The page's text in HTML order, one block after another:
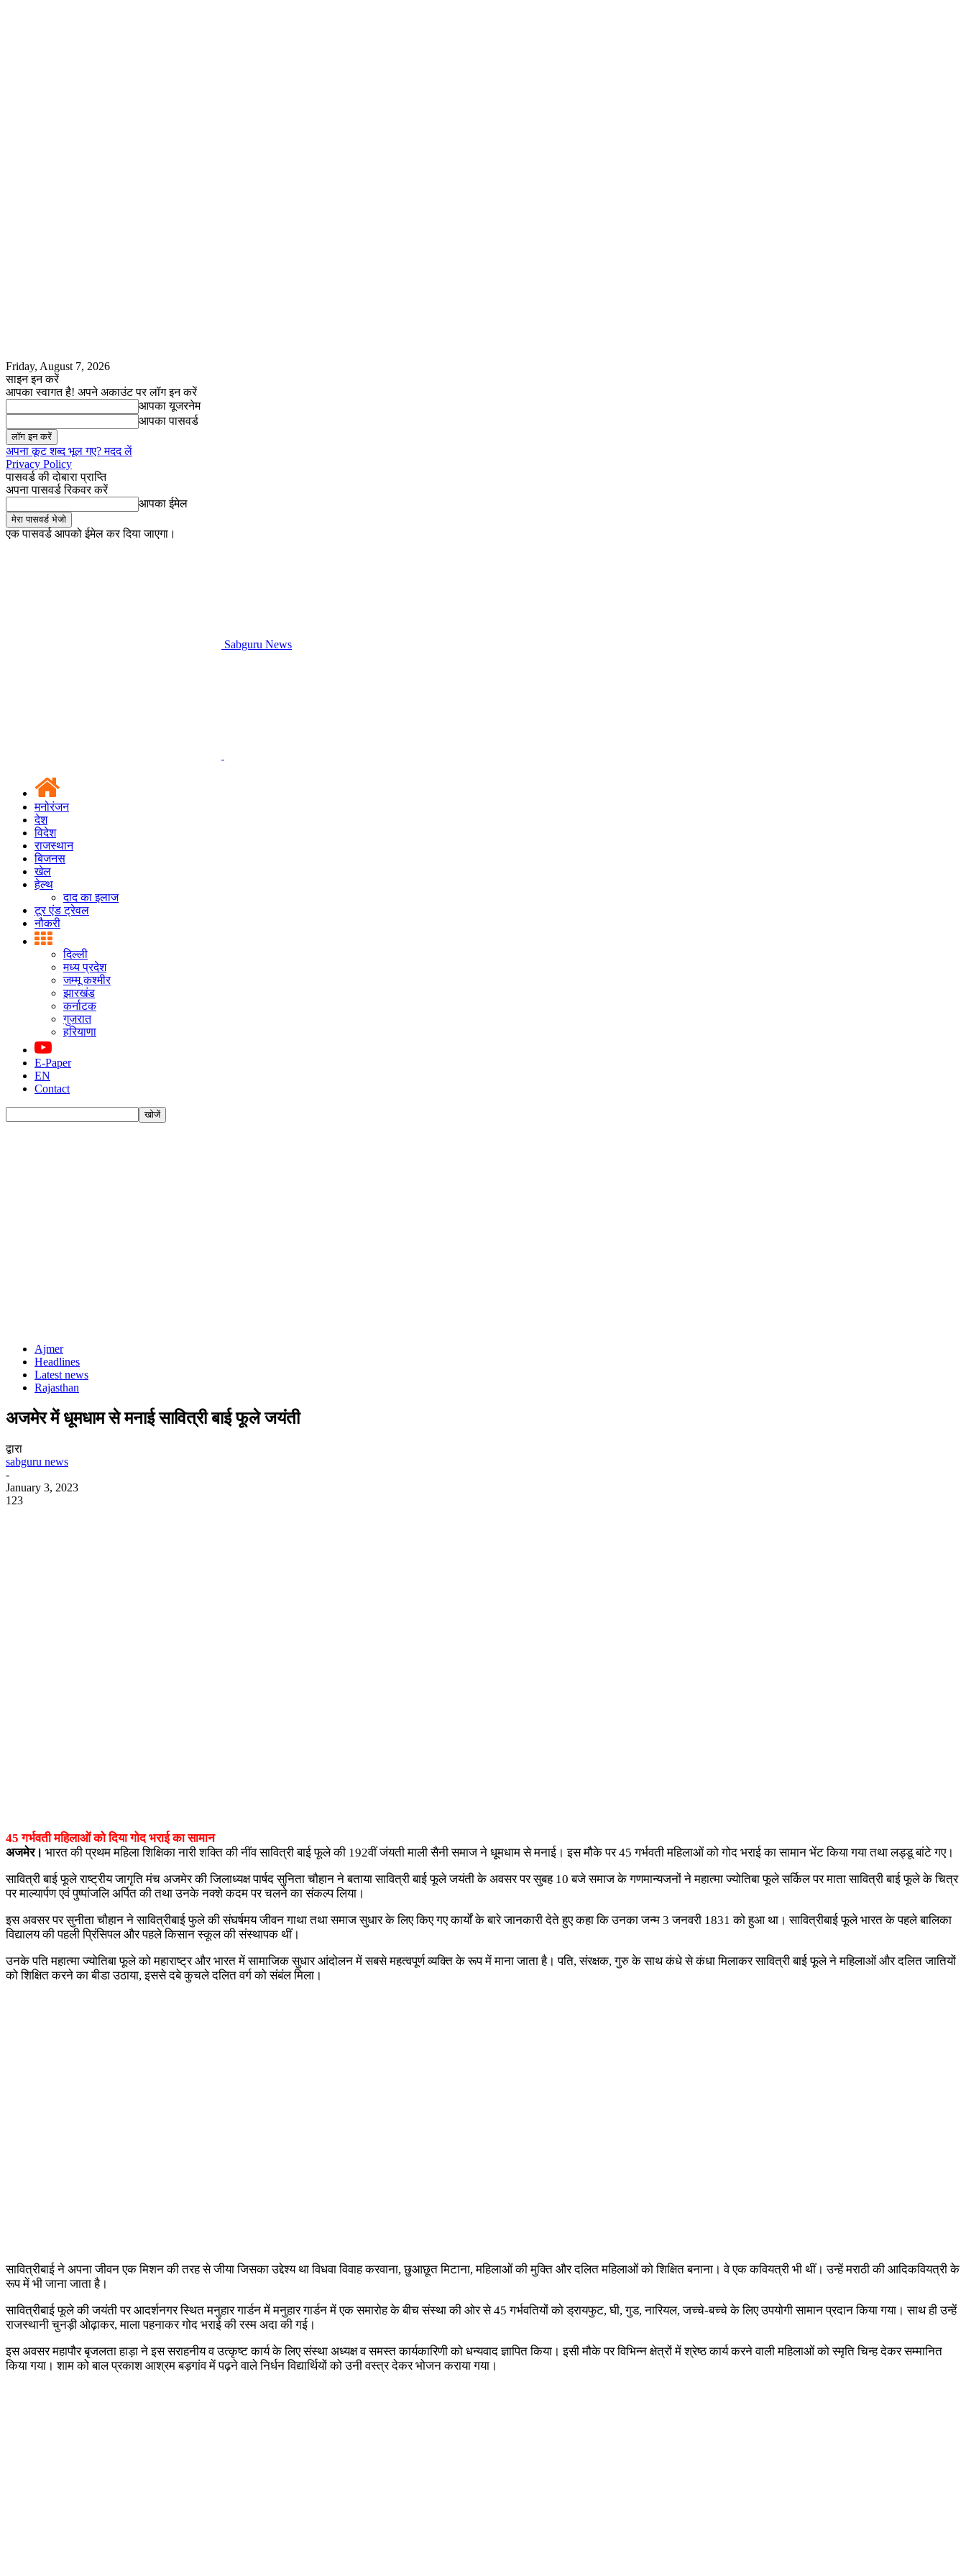
Friday, August 7, 2026
साइन इन करें
आपका स्वागत है! अपने अकाउंट पर लॉग इन करें
आपका यूजरनेम
आपका पासवर्ड
अपना कूट शब्द भूल गए? मदद लें
Privacy Policy
पासवर्ड की दोबारा प्राप्ति
अपना पासवर्ड रिकवर करें
आपका ईमेल
एक पासवर्ड आपको ईमेल कर दिया जाएगा।
Sabguru News
मनोरंजन
देश
विदेश
राजस्थान
बिजनस
खेल
हेल्थ
दाद का इलाज
टूर एंड ट्रेवल
नौकरी
दिल्ली
मध्य प्रदेश
जम्मू कश्मीर
झारखंड
कर्नाटक
गुजरात
हरियाणा
E-Paper
EN
Contact
Ajmer
Headlines
Latest news
Rajasthan
अजमेर में धूमधाम से मनाई सावित्री बाई फूले जयंती
द्वारा
sabguru news
-
January 3, 2023
123
45 गर्भवती महिलाओं को दिया गोद भराई का सामान
अजमेर। भारत की प्रथम महिला शिक्षिका नारी शक्ति की नींव सावित्री बाई फूले की 192वीं जंयती माली सैनी समाज ने धूूमधाम से मनाई। इस मौके पर 45 गर्भवती महिलाओं को गोद भराई का सामान भेंट किया गया तथा लड्डू बांटे गए।
सावित्री बाई फूले राष्ट्रीय जागृति मंच अजमेर की जिलाध्यक्ष पार्षद सुनिता चौहान ने बताया सावित्री बाई फूले जयंती के अवसर पर सुबह 10 बजे समाज के गणमान्यजनों ने महात्मा ज्योतिबा फूले सर्किल पर माता सावित्री बाई फूले के चित्र
पर माल्यार्पण एवं पुष्पांजलि अर्पित की तथा उनके नक्शे कदम पर चलने का संकल्प लिया।
इस अवसर पर सुनीता चौहान ने सावित्रीबाई फुले की सं​घर्षमय जीवन गाथा तथा समाज सुधार के लिए किए गए कार्यों के बारे जानकारी देते हुए कहा कि उनका जन्म 3 जनवरी 1831 को हुआ था। सावित्रीबाई फूले भारत के पहले बालिका
विद्यालय की पहली प्रिंसिपल और पहले किसान स्कूल की संस्थापक थीं।
उनके पति महात्मा ज्योतिबा फूले को महाराष्ट्र और भारत में सामाजिक सुधार आंदोलन में सबसे महत्वपूर्ण व्यक्ति के रूप में माना जाता है। पति, संरक्षक, गुरु के साथ कंधे से कंधा मिलाकर सावित्री बाई फूले ने महिलाओं और दलित जातियों
को शिक्षित करने का बीडा उठाया, इससे दबे कुचले दलित वर्ग को संबंल मिला।
सावित्रीबाई ने अपना जीवन एक मिशन की तरह से जीया जिसका उद्देश्य था विधवा विवाह करवाना, छुआछूत मिटाना, महिलाओं की मुक्ति और दलित महिलाओं को शिक्षित बनाना। वे एक कवियत्री भी थीं। उन्हें मराठी की आदिकवियत्री के
रूप में भी जाना जाता है।
सावित्रीबाई फूले की जयंती पर आदर्शनगर स्थित मनुहार गार्डन में मनुहार गार्डन में एक समारोह के बीच संस्था की ओर से 45 गर्भवतियों को ड्रायफुट, घी, गुड, नारियल, जच्चे-बच्चे के लिए उपयोगी सामान प्रदान किया गया। साथ ही उन्हें
राजस्थानी चुनड़ी ओढ़ाकर, माला पहनाकर गोद भराई की रस्म अदा की गई।
इस अवसर महापौर बृजलता हाड़ा ने इस सराहनीय व उत्कृष्ट कार्य के लिए संस्था अध्यक्ष व समस्त कार्यकारिणी को धन्यवाद ज्ञापित किया। इसी मौके पर विभिन्न क्षेत्रों में श्रेष्ठ कार्य करने वाली महिलाओं को स्मृति चिन्ह देकर सम्मानित
किया गया। शाम को बाल प्रकाश आश्रम बड़गांव में पढ़ने वाले निर्धन विद्यार्थियों को उनी वस्त्र देकर भोजन कराया गया।